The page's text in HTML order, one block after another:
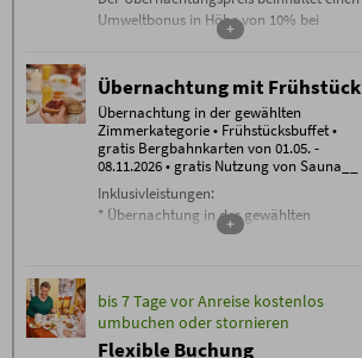
Umweltbonus in Höhe von 10% bei
Übernachtung in der gewählten
Zimmerkategorie
Frühstücksbuffet
gratis WLAN im gesamten Haus
täglich freie Nutzung der Sauna
Bergbahn unlimited
Tickets für alle Bergbahnen
08.11.2026
Buchungsbedingungen
+
Übernachtung mit Frühstück
Übernachtung in der gewählten
Zimmerkategorie • Frühstücksbuffet •
gratis Bergbahnkarten von 01.05. -
08.11.2026 • gratis Nutzung von Sauna__
Inklusivleistungen:
* Übernachtung in der gewählten
* täglich freie Nutzung der Sauna
*Bergbahn unlimited: täglich gratis
Tickets für alle Bergbahnen Oberstdorf /
+
bis 7 Tage vor Anreise kostenlos
umbuchen oder stornieren
Flexible Buchung